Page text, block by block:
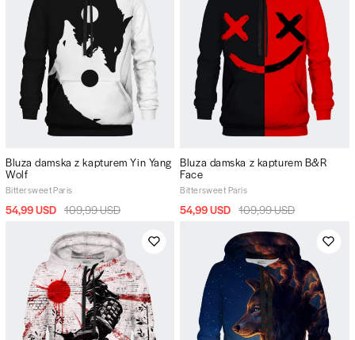
Bluza damska z kapturem Yin Yang
Wolf
Bittersweet Paris
54,99 USD 109,99 USD
Bluza damska z kapturem B&R
Face
Bittersweet Paris
54,99 USD 109,99 USD